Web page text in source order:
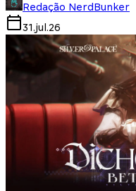
Redação NerdBunker
31.jul.26